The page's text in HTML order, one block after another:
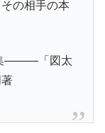
の相手の本
集―――「図太